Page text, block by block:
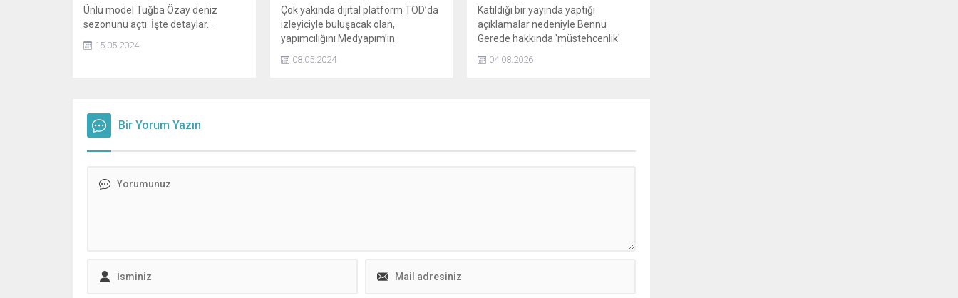
Ünlü model Tuğba Özay deniz
sezonunu açtı. İşte detaylar...
15.05.2024
Çok yakında dijital platform TOD’da
izleyiciyle buluşacak olan,
yapımcılığını Medyapım’ın
Yunus Ozan Korkut’un oturduğu,
08.05.2024
Katıldığı bir yayında yaptığı
açıklamalar nedeniyle Bennu
Gerede hakkında 'müstehcenlik'
başlatıldı. Soruşturma kapsamında
04.08.2026
Bir Yorum Yazın